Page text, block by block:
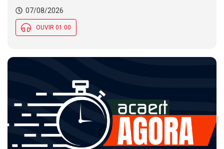
07/08/2026
OUVIR 01:00